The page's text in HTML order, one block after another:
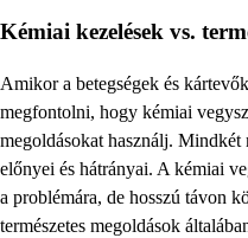
Kémiai kezelések vs.
Amikor a betegségek és
megfontolni, hogy kémiai
megoldásokat használj. Mindkét
előnyei és hátrányai. A kémiai
a problémára, de hosszú távon
természetes megoldások